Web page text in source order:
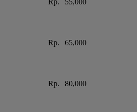
Rp. 65,000
Rp. 80,000